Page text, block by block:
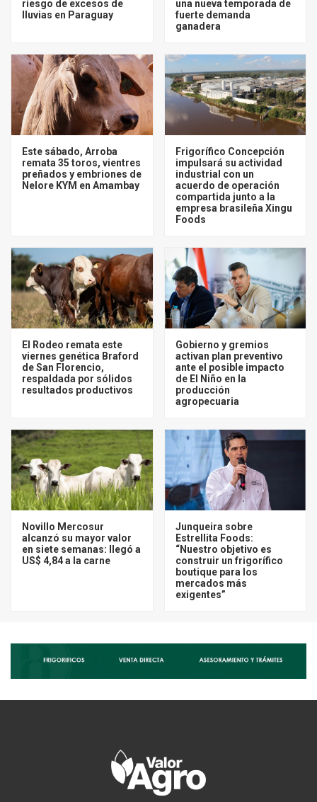
riesgo de excesos de
lluvias en Paraguay
una nueva temporada de
fuerte demanda
ganadera
Este sábado, Arroba
remata 35 toros, vientres
preñados y embriones de
Nelore KYM en Amambay
Frigorífico Concepción
impulsará su actividad
industrial con un
acuerdo de operación
compartida junto a la
empresa brasileña Xingu
Foods
El Rodeo remata este
viernes genética Braford
de San Florencio,
respaldada por sólidos
resultados productivos
Gobierno y gremios
activan plan preventivo
ante el posible impacto
de El Niño en la
producción
agropecuaria
Novillo Mercosur
alcanzó su mayor valor
en siete semanas: llegó a
US$ 4,84 a la carne
Junqueira sobre
Estrellita Foods:
“Nuestro objetivo es
construir un frigorífico
boutique para los
mercados más
exigentes”